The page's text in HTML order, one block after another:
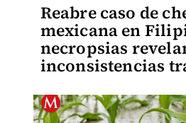
Reabre caso de
mexicana en
necropsias
inconsistencias